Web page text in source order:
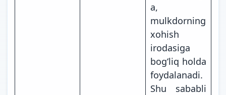
a,
mulkdorning
xohish
irodasiga
bogʻliq holda
foydalanadi.
Shu sababli